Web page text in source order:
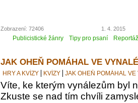
Zobrazení: 72406 1. 4. 2015
Publicistické žánry Tipy pro psaní Reportáž
JAK OHEŇ POMÁHAL VE
HRY A KVÍZY KVÍZY JAK OHEŇ POMÁHAL VE
Víte, ke kterým vynálezům byl
Zkuste se nad tím chvíli